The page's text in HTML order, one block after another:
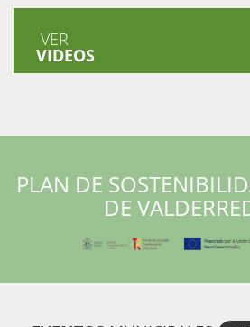
VER
VIDEOS
PLAN DE
DE